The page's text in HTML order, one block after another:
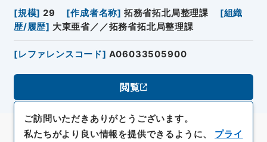
[規模] 29 [作成者名称] 拓務省拓北局整理課 [組織
歴/履歴] 大東亜省／／拓務省拓北局整理課
[レファレンスコード] A06033505900
閲覧
ご訪問いただきありがとうございます。
私たちがより良い情報を提供できるように、 プライ